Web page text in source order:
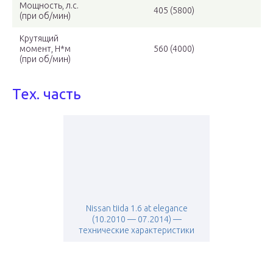
Мощность, л.с.
(при об/мин)
405 (5800)
Крутящий
момент, Н*м
(при об/мин)
560 (4000)
Тех. часть
Nissan tiida 1.6 at elegance
(10.2010 — 07.2014) —
технические характеристики